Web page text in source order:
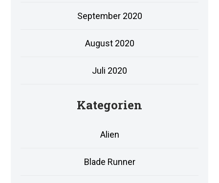
September 2020
August 2020
Juli 2020
Kategorien
Alien
Blade Runner